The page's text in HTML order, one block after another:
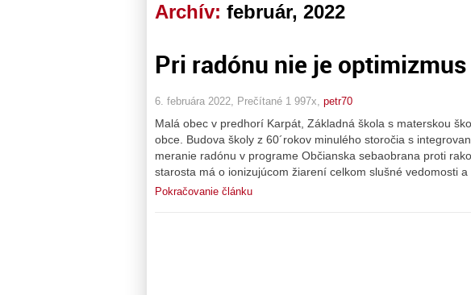
Archív: február, 2022
Pri radónu nie je
6. februára 2022, Prečítané 1 997x, petr70
Malá obec v predhorí Karpát, Základná škola s materskou
obce. Budova školy z 60´rokov minulého storočia s
meranie radónu v programe Občianska sebaobrana proti
starosta má o ionizujúcom žiarení celkom slušné vedomosti
Pokračovanie článku